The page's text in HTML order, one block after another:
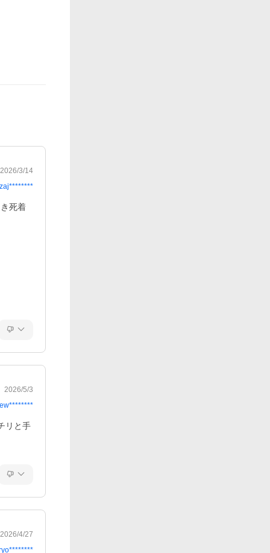
2026/3/14
zaj********
死着
2026/5/3
リと手
2026/4/27